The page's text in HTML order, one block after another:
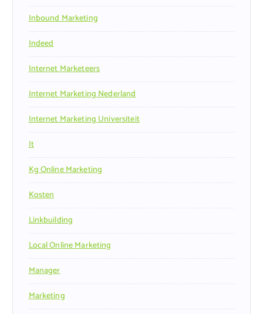
Inbound Marketing
Indeed
Internet Marketeers
Internet Marketing Nederland
Internet Marketing Universiteit
It
Kg Online Marketing
Kosten
Linkbuilding
Local Online Marketing
Manager
Marketing